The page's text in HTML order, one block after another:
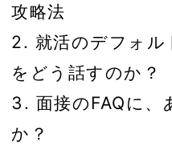
攻略法
2. 就活のデフォル
をどう話すのか？
3. 面接のFAQに、
か？